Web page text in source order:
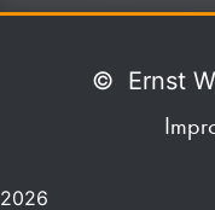
© Ernst
2026